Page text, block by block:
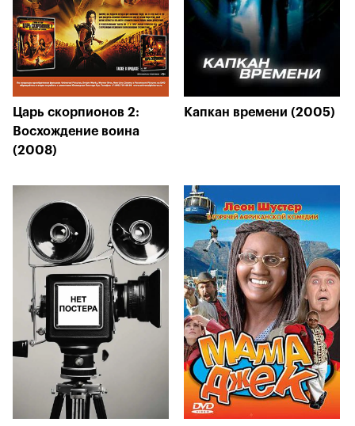
Царь скорпионов 2:
Восхождение воина
(2008)
Капкан времени (2005)